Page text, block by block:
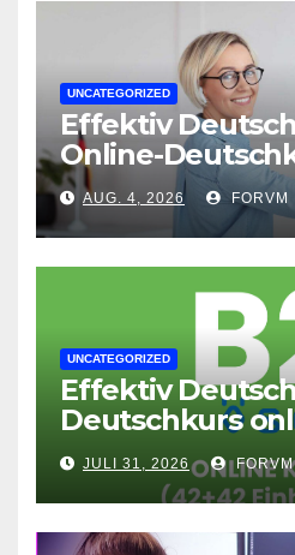
UNCATEGORIZED
Effektiv
Online-
flexible
AUG. 4, 2026 FORVM
UNCATEGORIZED
Effektiv
Deutschkurs
Fortgeschrittene
JULI 31, 2026 FORVM